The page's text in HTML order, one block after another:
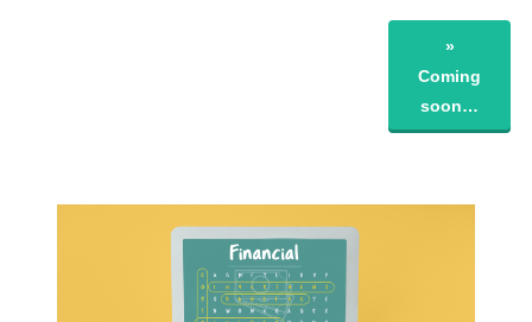
»
Coming
soon…